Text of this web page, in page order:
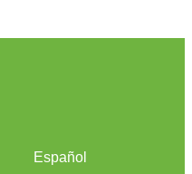
Español